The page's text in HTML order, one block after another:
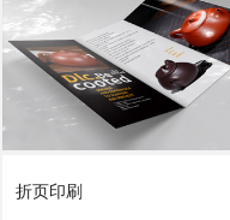
折页印刷